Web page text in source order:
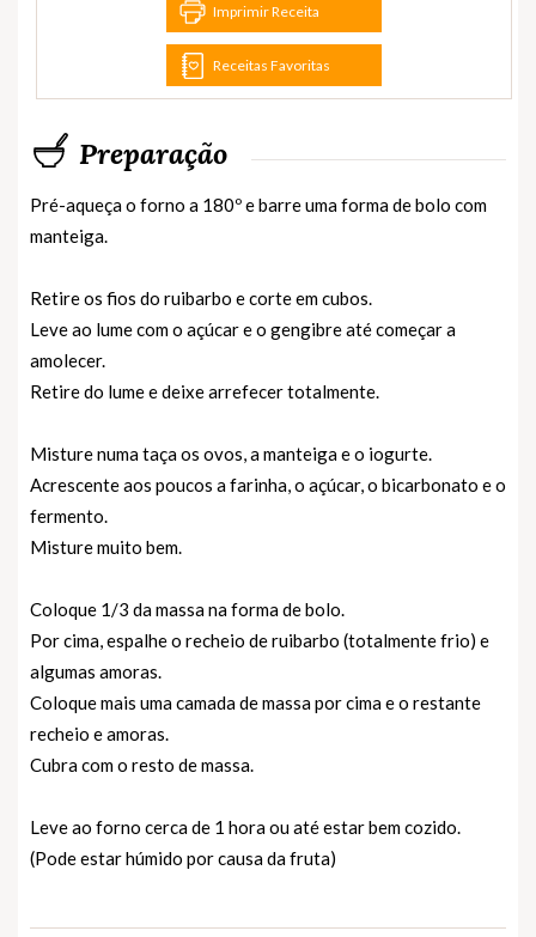
Imprimir Receita
Receitas Favoritas
Preparação
Pré-aqueça o forno a 180º e barre uma forma de bolo com
manteiga.
Retire os fios do ruibarbo e corte em cubos.
Leve ao lume com o açúcar e o gengibre até começar a
amolecer.
Retire do lume e deixe arrefecer totalmente.
Misture numa taça os ovos, a manteiga e o iogurte.
Acrescente aos poucos a farinha, o açúcar, o bicarbonato e o
fermento.
Misture muito bem.
Coloque 1/3 da massa na forma de bolo.
Por cima, espalhe o recheio de ruibarbo (totalmente frio) e
algumas amoras.
Coloque mais uma camada de massa por cima e o restante
recheio e amoras.
Cubra com o resto de massa.
Leve ao forno cerca de 1 hora ou até estar bem cozido.
(Pode estar húmido por causa da fruta)